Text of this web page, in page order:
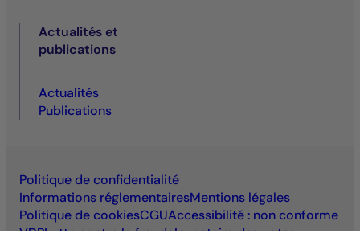
Actualités et
publications
Actualités
Publications
Politique de confidentialité
Informations réglementairesMentions légales
Politique de cookiesCGUAccessibilité : non conforme
VDPLutte contre la fraudeInventaire des votes